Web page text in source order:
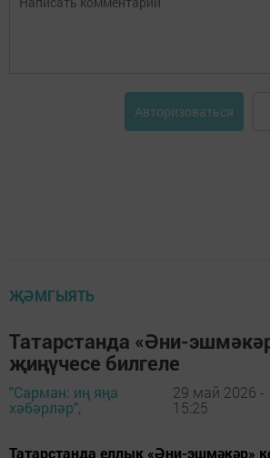
Авторизоваться
ҖӘМГЫЯТЬ
Татарстанда «Әни-
җиңүчесе билгеле
"Сарман: иң яңа
хәбәрләр",
29 май 2026 -
15:25
Татарстанда еллык «Әни-эшмәкәр»